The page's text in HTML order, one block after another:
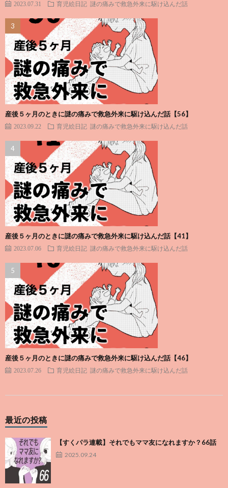
2023.07.31 育児絵日記 謎の痛みで救急外来に駆け込んだ話
産後５ヶ月のときに謎の痛みで救急外来に駆け込んだ話【56】
2023.09.22 育児絵日記 謎の痛みで救急外来に駆け込んだ話
産後５ヶ月のときに謎の痛みで救急外来に駆け込んだ話【41】
2023.07.06 育児絵日記 謎の痛みで救急外来に駆け込んだ話
産後５ヶ月のときに謎の痛みで救急外来に駆け込んだ話【46】
2023.07.26 育児絵日記 謎の痛みで救急外来に駆け込んだ話
最近の投稿
【すくパラ連載】それでもママ友になれますか？66話
2025.09.24